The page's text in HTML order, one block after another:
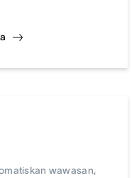
wawasan,